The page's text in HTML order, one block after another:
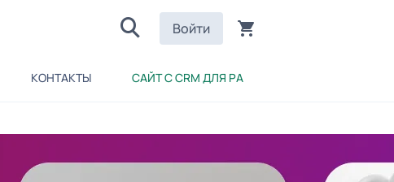
Войти
КОНТАКТЫ САЙТ С CRM ДЛЯ РА